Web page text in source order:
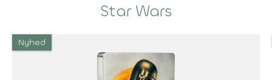
Star Wars
Nyhed